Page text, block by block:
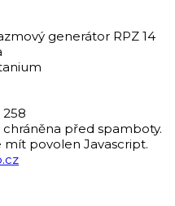
generátor RPZ 14
258
před spamboty.
povolen Javascript.